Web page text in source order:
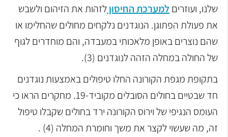
שלנו, ועוזרים למערכת החיסוןלזהות את הזיהום ולשבש
את פעולת הפתוגן. הנוגדנים נלקחים מחולים שהחלימו או
שהם נוצרים באופן מלאכותי במעבדה, והם מוחדרים לגוף
של החולה במחלה הזהה לנוגדנים (3).
בתקופת מגפת הקורונה החלו טיפולים באמצעות נוגדנים
חד שבטיים בחולים הסובלים מקוביד-19. מחקרים הראו כי
העומס הנגיפי של וירוס הקורונה ירד בחולים שקבלו טיפול
זה, מה שעשוי לקצר את משך וחומרת המחלה (4) .